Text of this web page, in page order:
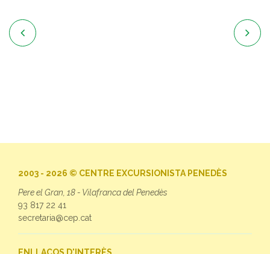
 
2003 - 2026 © CENTRE EXCURSIONISTA PENEDÈS
Pere el Gran, 18 - Vilafranca del Penedès
93 817 22 41
secretaria@cep.cat